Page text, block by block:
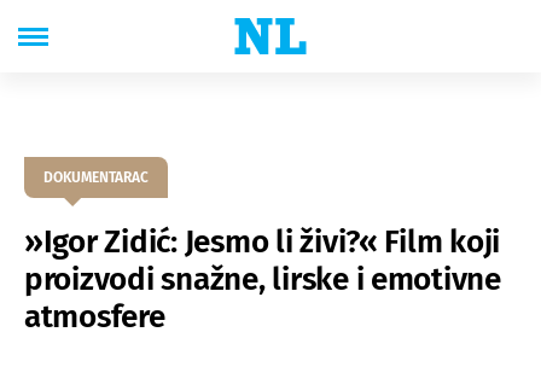
DOKUMENTARAC
»Igor Zidić: Jesmo li živi?« Film koji
proizvodi snažne, lirske i emotivne
atmosfere